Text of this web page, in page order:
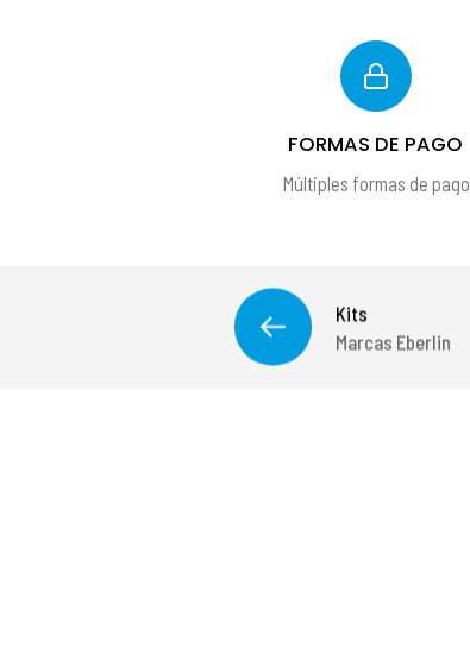
FORMAS DE PAGO
Múltiples formas de pago
Kits
Marcas Eberlin